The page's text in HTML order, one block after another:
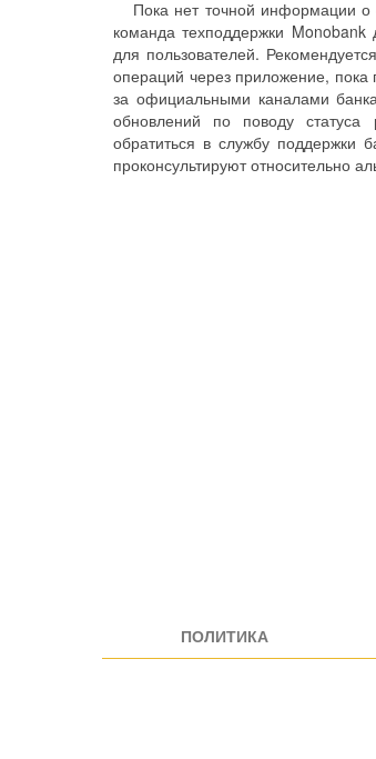
Пока нет точной информации о
команда техподдержки
для пользователей.
операций через приложение,
за официальными каналами
обновлений по поводу
обратиться в службу поддержки
проконсультируют относительно
ПОЛИТИКА